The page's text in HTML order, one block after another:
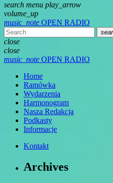
search menu play_arrow
volume_up
music_note OPEN RADIO
close
close
music_note OPEN RADIO
Home
Ramówka
Wydarzenia
Harmonogram
Nasza Redakcja
Podkasty
Informacje
Kontakt
Archives